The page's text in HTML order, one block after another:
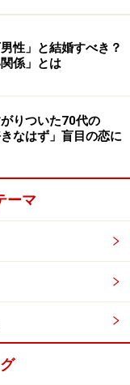
たサツキさんだ
備などは続いたと
と周りに言われ
を優先させたいと
従業員は近くの
った変化
母も足が痛いと言
弟たちは知らん顔
性」と結婚すべき？
係」とは
りついた70代の
なはず」盲目の恋に
ーマ